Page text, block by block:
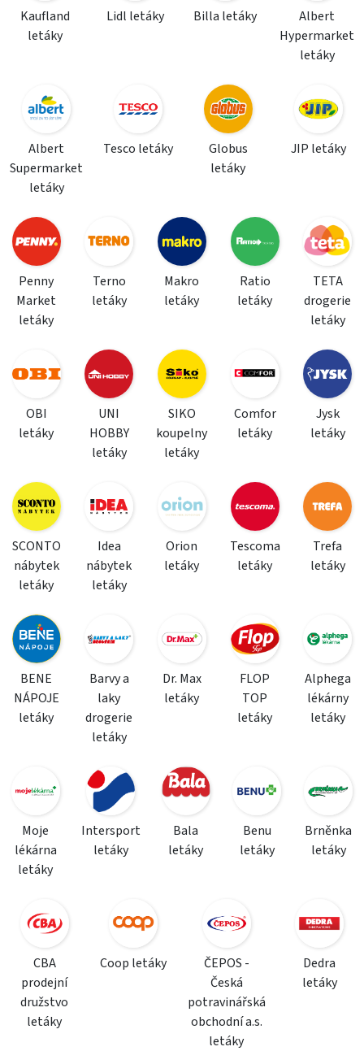
Kaufland
letáky
Lidl letáky Billa letáky
Albert
Hypermarket
letáky
Albert
Supermarket
letáky
Tesco letáky
Globus
letáky
JIP letáky
Penny
Market
letáky
Terno
letáky
Makro
letáky
Ratio
letáky
TETA
drogerie
letáky
OBI
letáky
UNI
HOBBY
letáky
SIKO
koupelny
letáky
Comfor
letáky
Jysk
letáky
SCONTO
nábytek
letáky
Idea
nábytek
letáky
Orion
letáky
Tescoma
letáky
Trefa
letáky
BENE
NÁPOJE
letáky
Barvy a
laky
drogerie
letáky
Dr. Max
letáky
FLOP
TOP
letáky
Alphega
lékárny
letáky
Moje
lékárna
letáky
Intersport
letáky
Bala
letáky
Benu
letáky
Brněnka
letáky
CBA
prodejní
družstvo
letáky
Coop letáky
ČEPOS -
Česká
potravinářská
obchodní a.s.
letáky
Dedra
letáky